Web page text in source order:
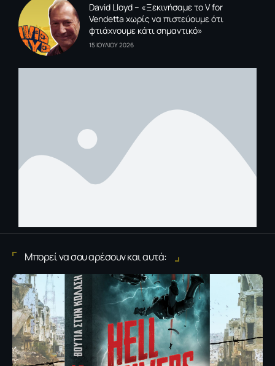
David Lloyd – «Ξεκινήσαμε το V for
Vendetta χωρίς να πιστεύουμε ότι
φτιάχνουμε κάτι σημαντικό»
15 ΙΟΥΛΙΟΥ 2026
Μπορεί να σου αρέσουν και αυτά: